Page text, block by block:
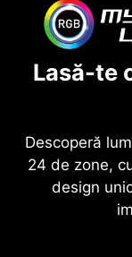
Lasă-te
Descoperă
24 de zone,
design